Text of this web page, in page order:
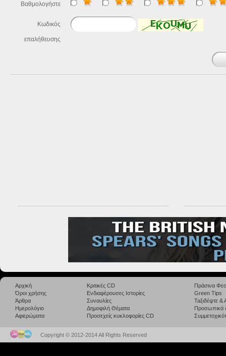
Βαθμολογήστε
Κωδικός
επαλήθευσης
Αρχική
Όροι χρήσης
Άρθρα
Ημερολόγιο
Αφιερώματα
Κριτικές CD
Ενδιαφέρουσες Ιστορίες
Συναυλίες
Δημοφιλή Θέματα
Προσεχείς κυκλοφορίες CD
Πράσινα
Green Tips
Taξιδέψτε
Προσωπικά
Copyright © 2012-2014 All Rights Reserved